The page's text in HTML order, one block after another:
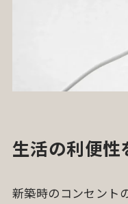
生活の利便性
新築時のコンセント